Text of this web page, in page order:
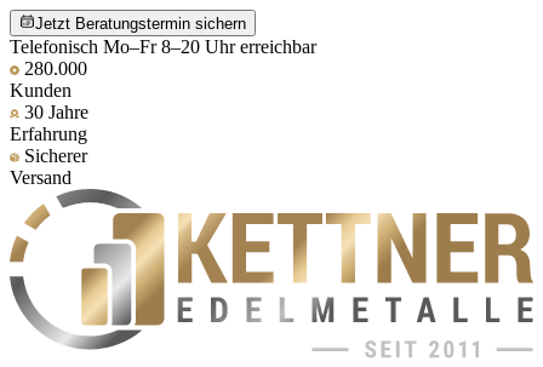
Jetzt Beratungstermin sichern
Telefonisch Mo–Fr 8–20 Uhr erreichbar
280.000
Kunden
30 Jahre
Erfahrung
Sicherer
Versand